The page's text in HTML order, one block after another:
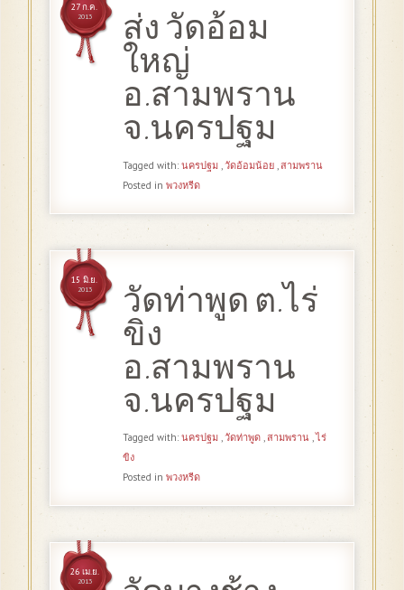
ส่ง วัดอ้อม
ใหญ่
อ.สามพราน
จ.นครปฐม
27 ก.ค.
2013
Tagged with: นครปฐม วัดอ้อมน้อย สามพราน
Posted in พวงหรีด
วัดท่าพูด ต.ไร่
ขิง
อ.สามพราน
จ.นครปฐม
15 มิ.ย.
2013
Tagged with: นครปฐม ,วัดท่าพูด ,สามพราน ,ไร่
ขิง
Posted in พวงหรีด
26 เม.ย.
2013